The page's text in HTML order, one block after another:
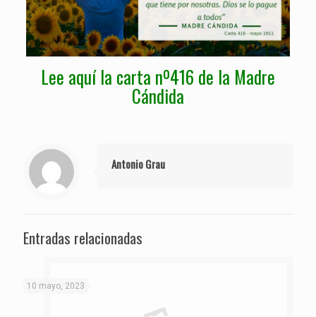
Lee aquí la carta nº416 de la Madre
Cándida
Antonio Grau
Entradas relacionadas
10 mayo, 2023